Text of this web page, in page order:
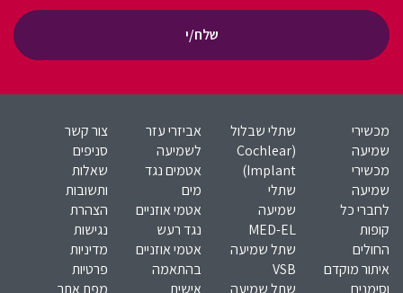
שלח/י
מכשירי
שמיעה
מכשירי
שמיעה
לחברי כל
קופות
החולים
איתור מוקדם
וסימנים
שתלי שבלול
(Cochlear
Implant)​
שתלי
שמיעה
MED-EL​
שתל שמיעה
VSB
שתל שמיעה
אביזרי עזר
לשמיעה
אטמים נגד
מים
אטמי אוזניים
נגד רעש
אטמי אוזניים
בהתאמה
אישית
צור קשר
סניפים
שאלות
ותשובות
הצהרת
נגישות
מדיניות
פרטיות
מפת אתר